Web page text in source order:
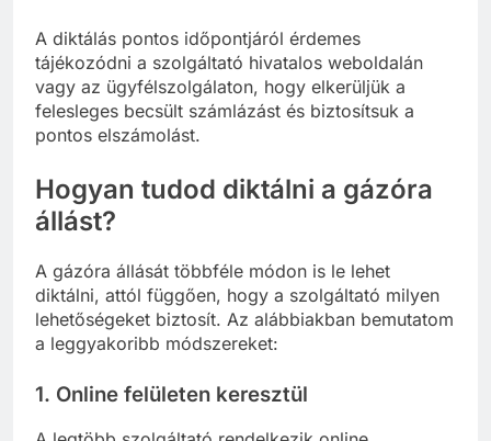
A diktálás pontos időpontjáról érdemes
tájékozódni a szolgáltató hivatalos weboldalán
vagy az ügyfélszolgálaton, hogy elkerüljük a
felesleges becsült számlázást és biztosítsuk a
pontos elszámolást.
Hogyan tudod diktálni a gázóra
állást?
A gázóra állását többféle módon is le lehet
diktálni, attól függően, hogy a szolgáltató milyen
lehetőségeket biztosít. Az alábbiakban bemutatom
a leggyakoribb módszereket:
1. Online felületen keresztül